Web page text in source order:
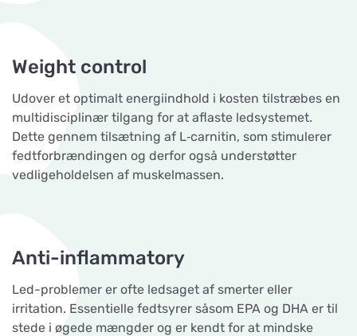
Weight control
Udover et optimalt energiindhold i kosten tilstræbes en
multidisciplinær tilgang for at aflaste ledsystemet.
Dette gennem tilsætning af L‐carnitin, som stimulerer
fedtforbrændingen og derfor også understøtter
vedligeholdelsen af muskelmassen.
Anti-inflammatory
Led-problemer er ofte ledsaget af smerter eller
irritation. Essentielle fedtsyrer såsom EPA og DHA er til
stede i øgede mængder og er kendt for at mindske